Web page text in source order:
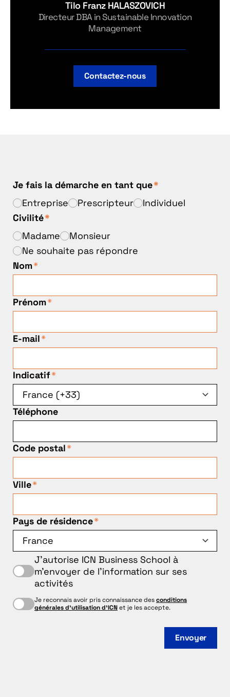
Tilo Franz HALASZOVICH
Directeur DBA in Sustainable Innovation
Management
Contactez-nous
Je fais la démarche en tant que*
Entreprise
Prescripteur
Individuel
Civilité*
Madame
Monsieur
Ne souhaite pas répondre
Nom*
Prénom*
E-mail*
Indicatif*
Téléphone
Code postal*
Ville*
Pays de résidence*
J'autorise ICN Business School à
m'envoyer de l'information sur ses
activités
Je reconnais avoir pris connaissance desconditions
générales d'utilisation d'ICNet je les accepte.
Envoyer